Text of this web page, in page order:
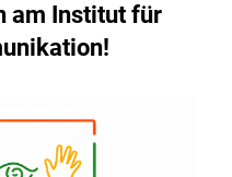
am Institut für